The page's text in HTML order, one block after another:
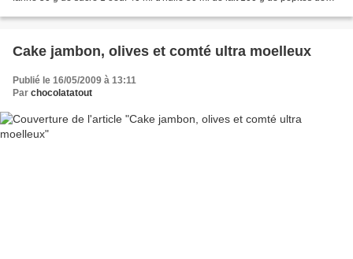
Cake jambon, olives et comté ultra moelleux
Publié le 16/05/2009 à 13:11
Par chocolatatout